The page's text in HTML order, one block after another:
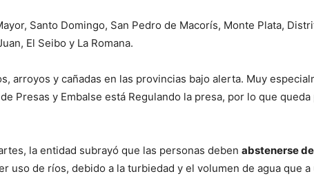
Santo Domingo, San Pedro de Macorís, Monte Plata,
El Seibo y La Romana.
arroyos y cañadas en las provincias bajo alerta. Muy
Presas y Embalse está Regulando la presa, por lo que
la entidad subrayó que las personas deben abstenerse
uso de ríos, debido a la turbiedad y el volumen de agua que a